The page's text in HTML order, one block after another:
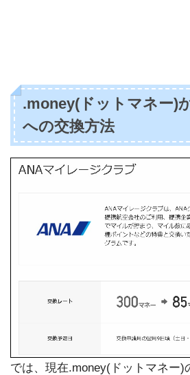
.money(ドットマネー)
への交換方法
では、現在.money(ドットマネー)